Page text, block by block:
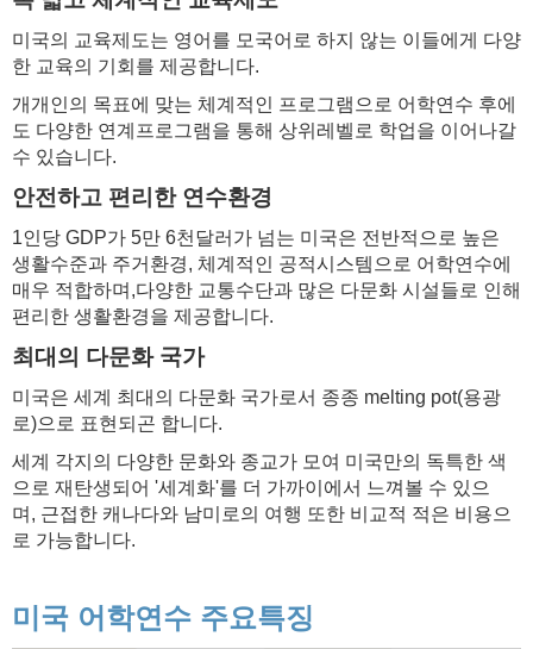
미국의 교육제도는 영어를 모국어로 하지 않는 이들에게 다양
한 교육의 기회를 제공합니다.
개개인의 목표에 맞는 체계적인 프로그램으로 어학연수 후에
도 다양한 연계프로그램을 통해 상위레벨로 학업을 이어나갈
수 있습니다.​
안전하고 편리한 연수환경
1인당 GDP가 5만 6천달러가 넘는 미국은 전반적으로 높은
생활수준과 주거환경, 체계적인 공적시스템으로 어학연수에
매우 적합하며,다양한 교통수단과 많은 다문화 시설들로 인해
편리한 생활환경을 제공합니다.​
최대의 다문화 국가
미국은 세계 최대의 다문화 국가로서 종종 melting pot(용광
로)으로 표현되곤 합니다.
세계 각지의 다양한 문화와 종교가 모여 미국만의 독특한 색
으로 재탄생되어 '세계화'를 더 가까이에서 느껴볼 수 있으
며, 근접한 캐나다와 남미로의 여행 또한 비교적 적은 비용으
로 가능합니다.​
미국 어학연수 주요특징